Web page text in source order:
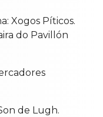
Xogos Píticos.
do Pavillón
de Lugh.